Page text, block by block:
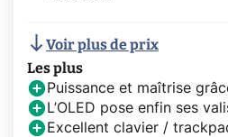
Voir plus de prix
Les plus
Puissance et maîtrise
L’OLED pose enfin ses
Excellent clavier /